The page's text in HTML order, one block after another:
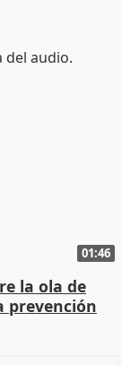
01:46
la ola de
prevención